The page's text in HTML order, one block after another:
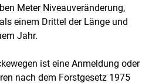
Meter Niveauveränderung,
einem Drittel der Länge und
Jahr.
ist eine Anmeldung oder
nach dem Forstgesetz 1975